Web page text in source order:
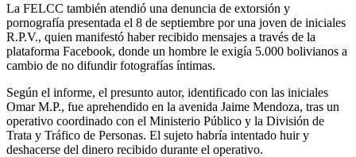
La FELCC también atendió una denuncia de extorsión y
pornografía presentada el 8 de septiembre por una joven de iniciales
R.P.V., quien manifestó haber recibido mensajes a través de la
plataforma Facebook, donde un hombre le exigía 5.000 bolivianos a
cambio de no difundir fotografías íntimas.
Según el informe, el presunto autor, identificado con las iniciales
Omar M.P., fue aprehendido en la avenida Jaime Mendoza, tras un
operativo coordinado con el Ministerio Público y la División de
Trata y Tráfico de Personas. El sujeto habría intentado huir y
deshacerse del dinero recibido durante el operativo.